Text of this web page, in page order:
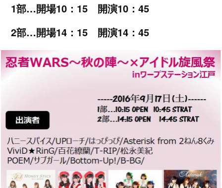
1部…開場10：15 開演10：45
2部…開場14：15 開演14：45